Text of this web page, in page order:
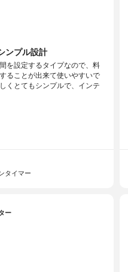
ンプル設計
を設定するタイプなので、料
ることが出来て使いやすいで
くとてもシンプルで、インテ
タイマー
ー